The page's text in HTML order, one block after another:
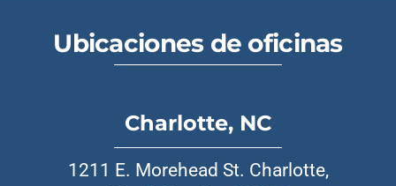
Ubicaciones de oficinas
Charlotte, NC
1211 E. Morehead St. Charlotte,